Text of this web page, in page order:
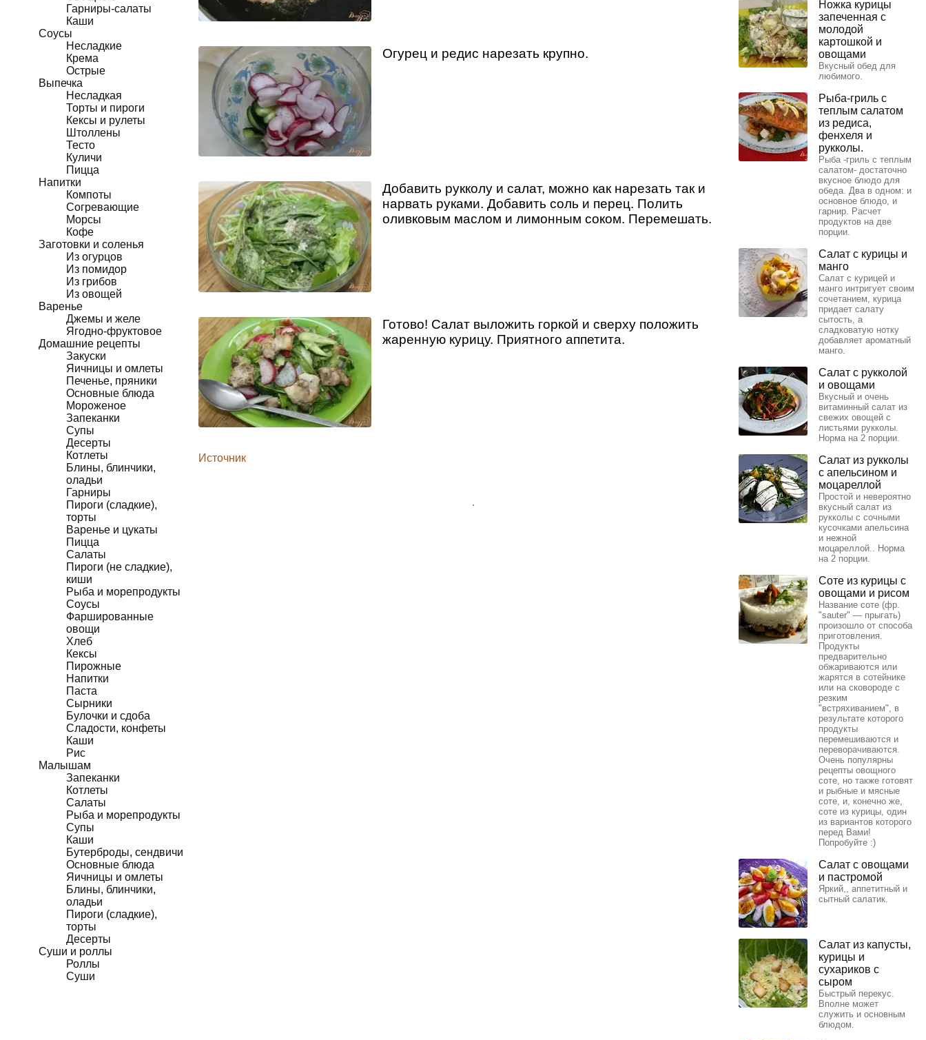
Гарниры-салаты
Каши
Соусы
Несладкие
Крема
Острые
Выпечка
Несладкая
Торты и пироги
Кексы и рулеты
Штоллены
Тесто
Куличи
Пицца
Напитки
Компоты
Согревающие
Морсы
Кофе
Заготовки и соленья
Из огурцов
Из помидор
Из грибов
Из овощей
Варенье
Джемы и желе
Ягодно-фруктовое
Домашние рецепты
Закуски
Яичницы и омлеты
Печенье, пряники
Основные блюда
Мороженое
Запеканки
Супы
Десерты
Котлеты
Блины, блинчики,
оладьи
Гарниры
Пироги (сладкие),
торты
Варенье и цукаты
Пицца
Салаты
Пироги (не сладкие),
киши
Рыба и морепродукты
Соусы
Фаршированные
овощи
Хлеб
Кексы
Пирожные
Напитки
Паста
Сырники
Булочки и сдоба
Сладости, конфеты
Каши
Рис
Малышам
Запеканки
Котлеты
Салаты
Рыба и морепродукты
Супы
Каши
Бутерброды, сендвичи
Основные блюда
Яичницы и омлеты
Блины, блинчики,
оладьи
Пироги (сладкие),
торты
Десерты
Суши и роллы
Роллы
Суши
Огурец и редис нарезать крупно.
Добавить рукколу и салат, можно как нарезать так и
нарвать руками. Добавить соль и перец. Полить
оливковым маслом и лимонным соком. Перемешать.
Готово! Салат выложить горкой и сверху положить
жаренную курицу. Приятного аппетита.
Источник
Ножка курицы
запеченная с
молодой
картошкой и
овощами
Вкусный обед для
любимого.
Рыба-гриль с
теплым салатом
из редиса,
фенхеля и
рукколы.
Рыба -гриль с теплым
салатом- достаточно
вкусное блюдо для
обеда. Два в одном: и
основное блюдо, и
гарнир. Расчет
продуктов на две
порции.
Салат с курицы и
манго
Салат с курицей и
манго интригует своим
сочетанием, курица
придает салату
сытость, а
сладковатую нотку
добавляет ароматный
манго.
Салат с рукколой
и овощами
Вкусный и очень
витаминный салат из
свежих овощей с
листьями рукколы.
Норма на 2 порции.
Салат из рукколы
с апельсином и
моцареллой
Простой и невероятно
вкусный салат из
рукколы с сочными
кусочками апельсина
и нежной
моцареллой.. Норма
на 2 порции.
Соте из курицы с
овощами и рисом
Название соте (фр.
"sauter" — прыгать)
произошло от способа
приготовления.
Продукты
предварительно
обжариваются или
жарятся в сотейнике
или на сковороде с
резким
"встряхиванием", в
результате которого
продукты
перемешиваются и
переворачиваются.
Очень популярны
рецепты овощного
соте, но также готовят
и рыбные и мясные
соте, и, конечно же,
соте из курицы, один
из вариантов которого
перед Вами!
Попробуйте :)
Салат с овощами
и пастромой
Яркий,, аппетитный и
сытный салатик.
Салат из капусты,
курицы и
сухариков с
сыром
Быстрый перекус.
Вполне может
служить и основным
блюдом.